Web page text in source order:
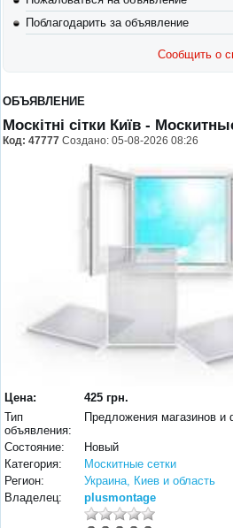
Поблагодарить за объявление
Сообщить о
ОБЪЯВЛЕНИЕ
Москітні сітки Київ -
Код: 47777 Создано: 05-08-2026 08:26
Цена:
425 грн.
Тип
объявления:
Предложения магазинов и
Состояние:
Новый
Категория:
Москитные сетки
Регион:
Украина, Киев и область
Владелец:
plusmontage